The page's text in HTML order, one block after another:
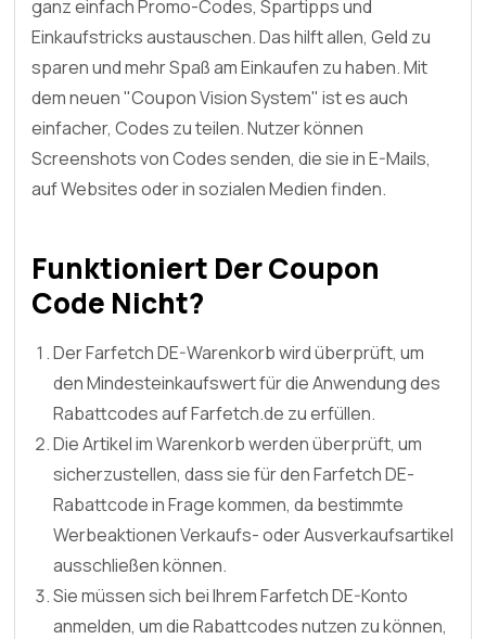
ganz einfach Promo-Codes, Spartipps und
Einkaufstricks austauschen. Das hilft allen, Geld zu
sparen und mehr Spaß am Einkaufen zu haben. Mit
dem neuen "Coupon Vision System" ist es auch
einfacher, Codes zu teilen. Nutzer können
Screenshots von Codes senden, die sie in E-Mails,
auf Websites oder in sozialen Medien finden.
Funktioniert Der Coupon
Code Nicht?
Der Farfetch DE-Warenkorb wird überprüft, um
den Mindesteinkaufswert für die Anwendung des
Rabattcodes auf Farfetch.de zu erfüllen.
Die Artikel im Warenkorb werden überprüft, um
sicherzustellen, dass sie für den Farfetch DE-
Rabattcode in Frage kommen, da bestimmte
Werbeaktionen Verkaufs- oder Ausverkaufsartikel
ausschließen können.
Sie müssen sich bei Ihrem Farfetch DE-Konto
anmelden, um die Rabattcodes nutzen zu können,